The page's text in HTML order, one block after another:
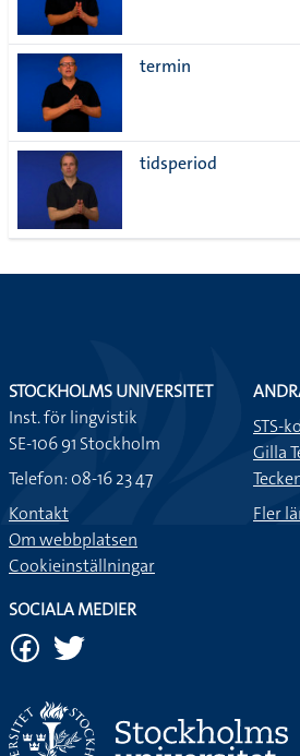
termin
tidsperiod
STOCKHOLMS UNIVERSITET
Inst. för lingvistik
SE-106 91 Stockholm
Telefon: 08-16 23 47
Kontakt
Om webbplatsen
Cookieinställningar
STS-
Gilla
Fler
SOCIALA MEDIER